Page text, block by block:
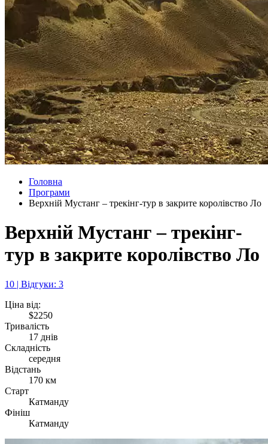
Головна
Програми
Верхній Мустанг – трекінг-тур в закрите королівство Ло
Верхній Мустанг – трекінг-
тур в закрите королівство Ло
10 | Відгуки: 3
Ціна від:
$2250
Тривалість
17 днів
Складність
середня
Відстань
170 км
Старт
Катманду
Фініш
Катманду